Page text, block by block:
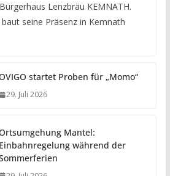
Lenzbräu KEMNATH.
seine Präsenz in Kemnath
startet Proben für „Momo“
29. Juli 2026
Mantel:
Einbahnregelung während der